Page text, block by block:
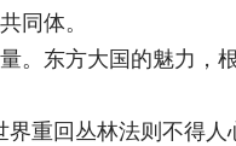
同体。
。东方大国的魅力，
重回丛林法则不得